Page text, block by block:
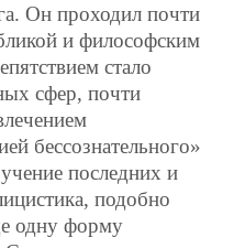
Он проходил почти
и философским
стало
сфер, почти
бессознательного»
последних и
подобно
одну форму